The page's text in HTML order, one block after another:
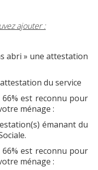
ajouter :
abri » une attestation
du service
est reconnu pour
ménage :
émanant du
est reconnu pour
ménage :